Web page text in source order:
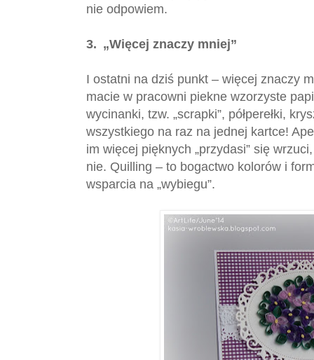
nie odpowiem.
3. „Więcej znaczy mniej”
I ostatni na dziś punkt – więcej znaczy
macie w pracowni piekne wzorzyste
wycinanki, tzw. „scrapki”, półperełki,
wszystkiego na raz na jednej kartce!
im więcej pięknych „przydasi” się
nie. Quilling – to bogactwo kolorów i
wsparcia na „wybiegu”.